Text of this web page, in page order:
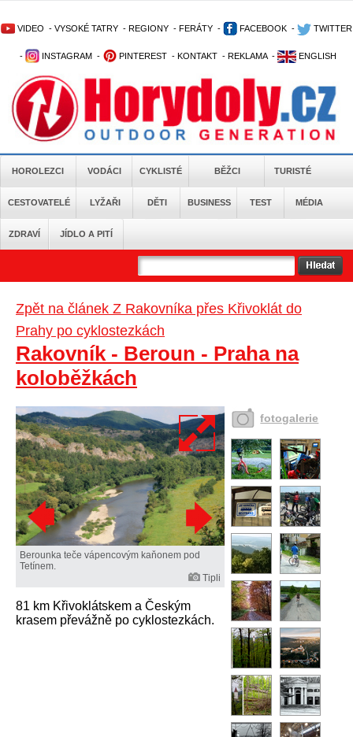
VIDEO - VYSOKÉ TATRY - REGIONY - FERÁTY - FACEBOOK - TWITTER
- INSTAGRAM - PINTEREST - KONTAKT - REKLAMA - ENGLISH
HOROLEZCI VODÁCI CYKLISTÉ BĚŽCI TURISTÉ
CESTOVATELÉ LYŽAŘI DĚTI BUSINESS TEST MÉDIA
ZDRAVÍ JÍDLO A PITÍ
Zpět na článek Z Rakovníka přes Křivoklát do
Prahy po cyklostezkách
Rakovník - Beroun - Praha na
koloběžkách
Berounka teče vápencovým kaňonem pod
Tetínem.
Tipli
81 km Křivoklátskem a Českým
krasem převážně po cyklostezkách.
fotogalerie